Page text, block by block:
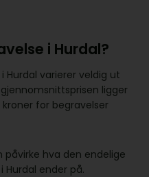
i Hurdal?
Hurdal varierer veldig ut
ligger
for begravelser
hva den endelige
Hurdal ender på.